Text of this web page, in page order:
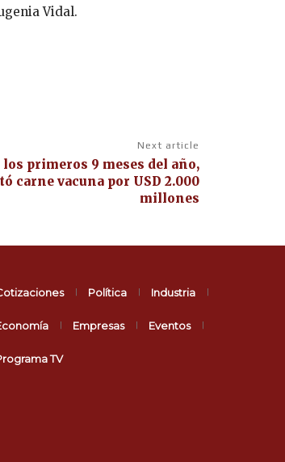
Vidal.
Next article
primeros 9 meses del año,
carne vacuna por USD 2.000
millones
Política Industria
Empresas Eventos
TV